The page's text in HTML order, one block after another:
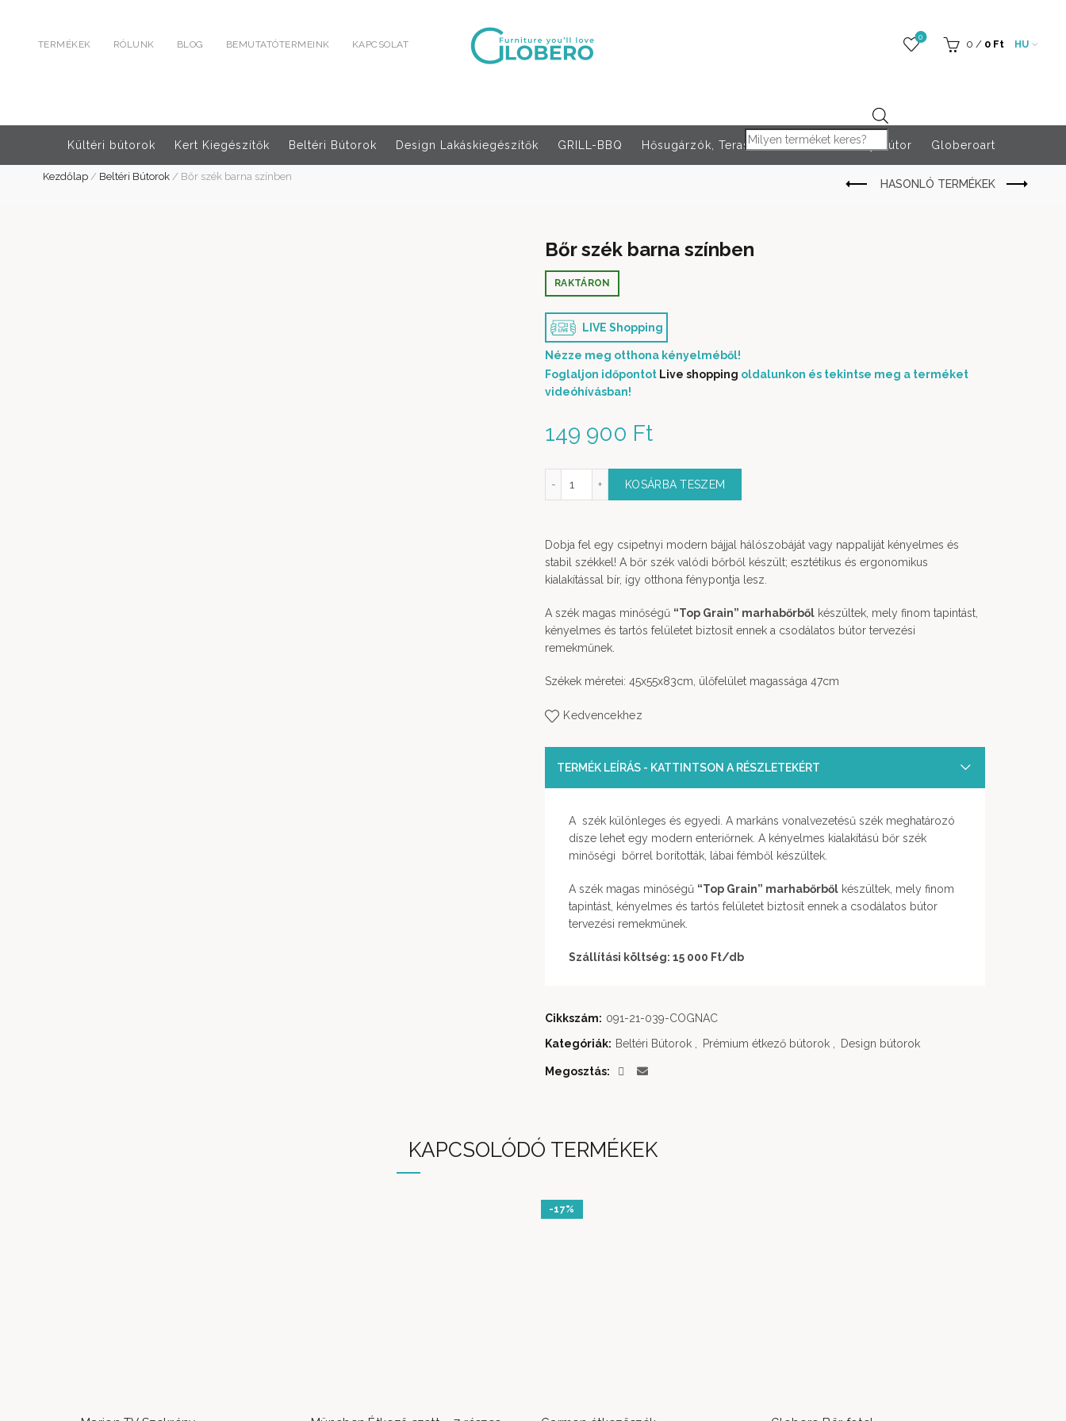
TERMÉKEK RÓLUNK BLOG BEMUTATÓTERMEINK KAPCSOLAT
Products search
0
0 / 0 Ft HU
Kültéri bútorok Kert Kiegészítők Beltéri Bútorok Design Lakáskiegészítők GRILL-BBQ Hősugárzók, Teraszfűtés Rendezvény bútor Globeroart
Kezdőlap/ Beltéri Bútorok/ Bőr szék barna színben
Bőr szék barna színben
149 900 Ft
RAKTÁRON
LIVE Shopping
Nézze meg otthona kényelméből!
Foglaljon időpontot Live shopping oldalunkon és tekintse meg a terméket
videóhívásban!
Bőr szék barna színben mennyiség
KOSÁRBA TESZEM
Dobja fel egy csipetnyi modern bájjal hálószobáját vagy nappaliját kényelmes és
stabil székkel! A bőr szék valódi bőrből készült; esztétikus és ergonomikus
kialakítással bír, így otthona fénypontja lesz.
A szék magas minőségű “Top Grain” marhabőrből készültek, mely finom tapintást,
kényelmes és tartós felületet biztosít ennek a csodálatos bútor tervezési
remekműnek.
Székek méretei: 45x55x83cm, ülőfelület magassága 47cm
Kedvencekhez
TERMÉK LEÍRÁS - KATTINTSON A RÉSZLETEKÉRT
A szék különleges és egyedi. A markáns vonalvezetésű szék meghatározó
dísze lehet egy modern enteriőrnek. A kényelmes kialakítású bőr szék
minőségi bőrrel borították, lábai fémből készültek.
A szék magas minőségű “Top Grain” marhabőrből készültek, mely finom
tapintást, kényelmes és tartós felületet biztosít ennek a csodálatos bútor
tervezési remekműnek.
Szállítási költség: 15 000 Ft/db
Cikkszám: 091-21-039-COGNAC
Kategóriák: Beltéri Bútorok Prémium étkező bútorok Design bútorok
Megosztás
KAPCSOLÓDÓ TERMÉKEK
-17%